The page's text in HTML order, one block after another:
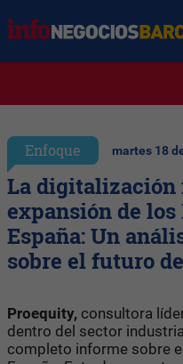
Enfoque martes 18
La digitalización
expansión de los
España: Un
sobre el futuro
Proequity, consultora
dentro del sector
completo informe sobre